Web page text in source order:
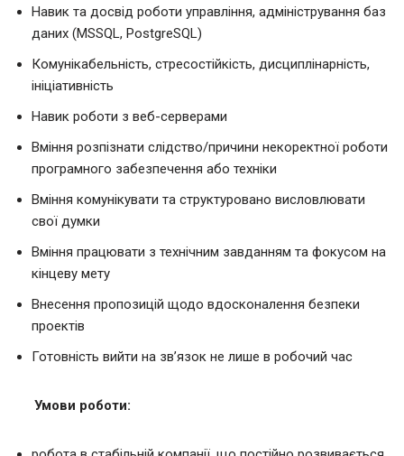
Навик та досвід роботи управління, адміністрування баз
даних (MSSQL, PostgreSQL)
Комунікабельність, стресостійкість, дисциплінарність,
ініціативність
Навик роботи з веб-серверами
Вміння розпізнати слідство/причини некоректної роботи
програмного забезпечення або техніки
Вміння комунікувати та структуровано висловлювати
свої думки
Вміння працювати з технічним завданням та фокусом на
кінцеву мету
Внесення пропозицій щодо вдосконалення безпеки
проектів
Готовність вийти на зв’язок не лише в робочий час
Умови роботи: